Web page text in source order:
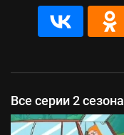
Все серии 2 сезона